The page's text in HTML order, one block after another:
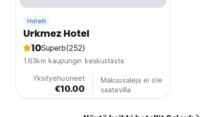
Hotelli
Urkmez Hotel
10Superb(252)
1.63km kaupungin keskustasta
Yksityishuoneet
€10.00
Makuusaleja ei ole
saatavilla